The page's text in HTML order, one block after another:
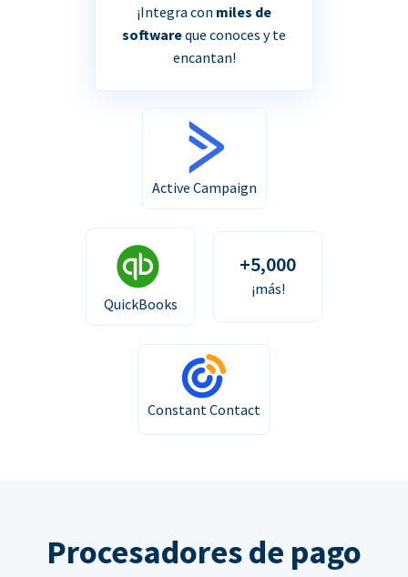
¡Integra con miles de
softwareque conoces y te
encantan!
Active Campaign
QuickBooks
+5,000
¡más!
Constant Contact
Procesadores de pago